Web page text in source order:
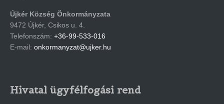
Újkér Község Önkormányzata
9472 Újkér, Csikos u. 4.
Telefonszám: +36-99-533-016
E-mail: onkormanyzat@ujker.hu
Hivatal ügyfélfogási rend